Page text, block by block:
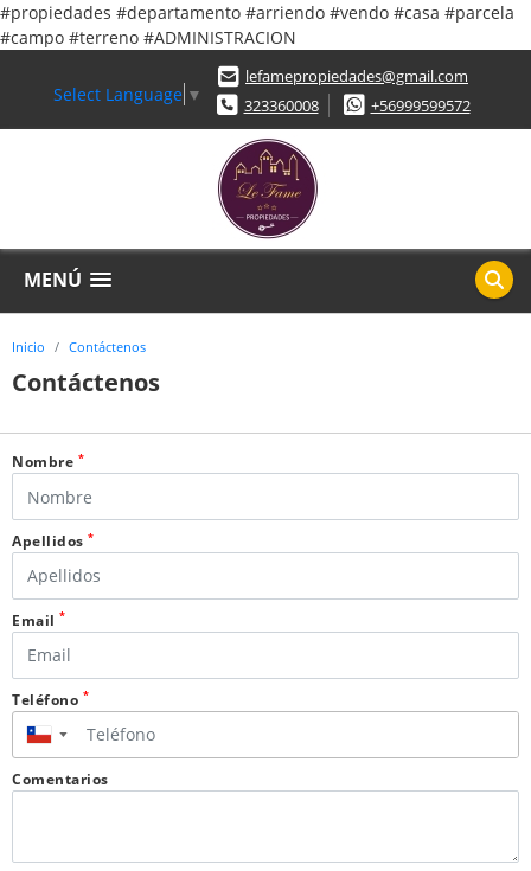
#propiedades #departamento #arriendo #vendo #casa #parcela
#campo #terreno #ADMINISTRACION
Select Language ▼
lefamepropiedades@gmail.com
323360008
+56999599572
MENÚ
Inicio Contáctenos
Contáctenos
Nombre *
Apellidos *
Email *
Teléfono *
▼
Comentarios